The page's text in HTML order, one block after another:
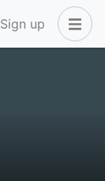
Sign up